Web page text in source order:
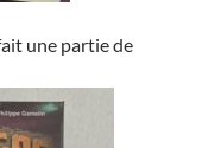
une partie de